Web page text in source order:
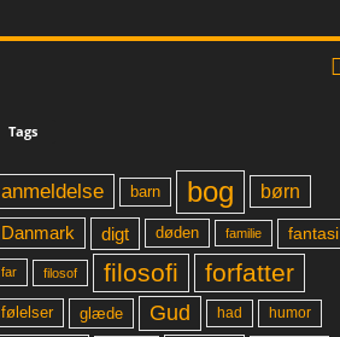
Tags
anmeldelse barn bog børn
Danmark digt døden familie fantasi
far filosof filosofi forfatter
følelser glæde Gud had humor